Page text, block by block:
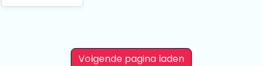
Volgende pagina laden